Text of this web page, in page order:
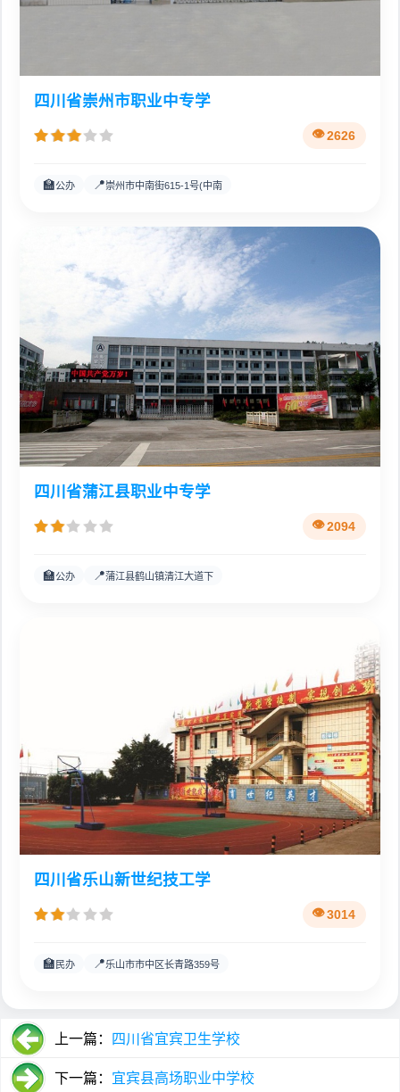
四川省崇州市职业中专学
2626
🏫公办 📍崇州市中南街615-1号(中南
四川省蒲江县职业中专学
2094
🏫公办 📍蒲江县鹤山镇清江大道下
四川省乐山新世纪技工学
3014
🏫 民办 📍乐山市市中区长青路359号
上一篇： 四川省宜宾卫生学校
下一篇： 宜宾县高场职业中学校